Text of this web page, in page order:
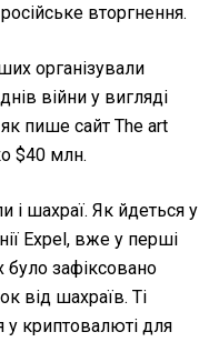
вторгнення.
організували
війни у вигляді
пише сайт The art
$40 млн.
і шахраї. Як йдеться у
Expel, вже у перші
було зафіксовано
від шахраїв. Ті
криптовалюті для